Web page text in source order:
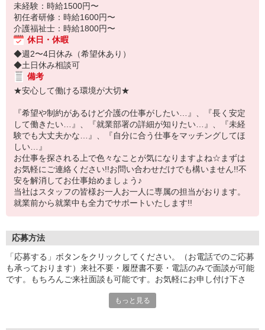
未経験：時給1500円〜
初任者研修：時給1600円〜
介護福祉士：時給1800円〜
休日・休暇
◆週2〜4日休み（希望休あり）
◆土日休み相談可
備考
★安心して働ける環境が大切★
『希望や制約があるけど介護の仕事がしたい…』、『長く安定
して働きたい…』、『就業部署の詳細が知りたい…』、『未経
験でも大丈夫かな…』、『自分に合う仕事をマッチングしてほ
しい…』
お仕事を探される上で色々なことが気になりますよね☆まずは
お気軽にご連絡ください!!お問い合わせだけでも構いません!!不
安を解消してお仕事始めましょう♪
当社はスタッフの皆様お一人お一人に専属の担当がおります。
就業前から就業中も全力でサポートいたします!!
応募方法
「応募する」ボタンをクリックしてください。（お電話でのご応募
も承っております）来社不要・履歴書不要・電話のみで面談が可能
です。もちろんご来社面談も可能です。お気軽にお申し付け下さ
もっと見る